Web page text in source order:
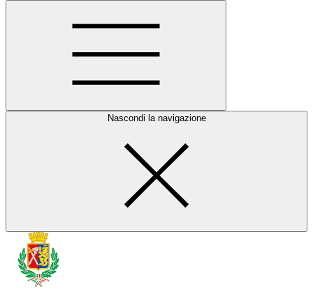
Nascondi la navigazione